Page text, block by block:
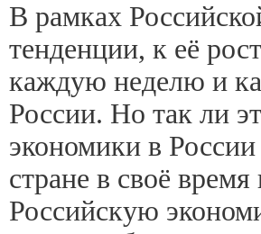
В рамках
тенденции, к её
каждую неделю и
России. Но так ли
экономики в
стране в своё
Российскую